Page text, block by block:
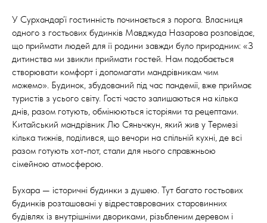
У Сурхандар’ї гостинність починається з порога. Власниця
одного з гостьових будинків Мавджуда Назарова розповідає,
що приймати людей для її родини завжди було природним: «З
дитинства ми звикли приймати гостей. Нам подобається
створювати комфорт і допомагати мандрівникам чим
можемо». Будинок, збудований під час пандемії, вже приймає
туристів з усього світу. Гості часто залишаються на кілька
днів, разом готують, обмінюються історіями та рецептами.
Китайський мандрівник Лю Сяньчжун, який жив у Термезі
кілька тижнів, поділився, що вечори на спільній кухні, де всі
разом готують хот-пот, стали для нього справжньою
сімейною атмосферою.
Бухара — історичні будинки з душею. Тут багато гостьових
будинків розташовані у відреставрованих старовинних
будівлях із внутрішніми двориками, різьбленим деревом і